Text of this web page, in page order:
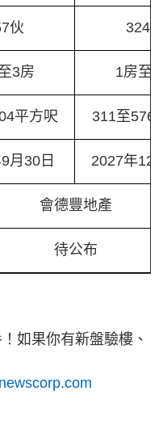
伙 324
3房 1房至
平方呎 311至576
月30日 2027年12
會德豐地產
待公布
如果你有新盤驗樓、